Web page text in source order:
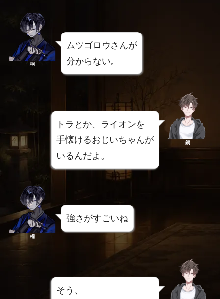
桐
ムツゴロウさんが
分からない。
トラとか、ライオンを
手懐けるおじいちゃんが
いるんだよ。
銅
桐
強さがすごいね
そう、